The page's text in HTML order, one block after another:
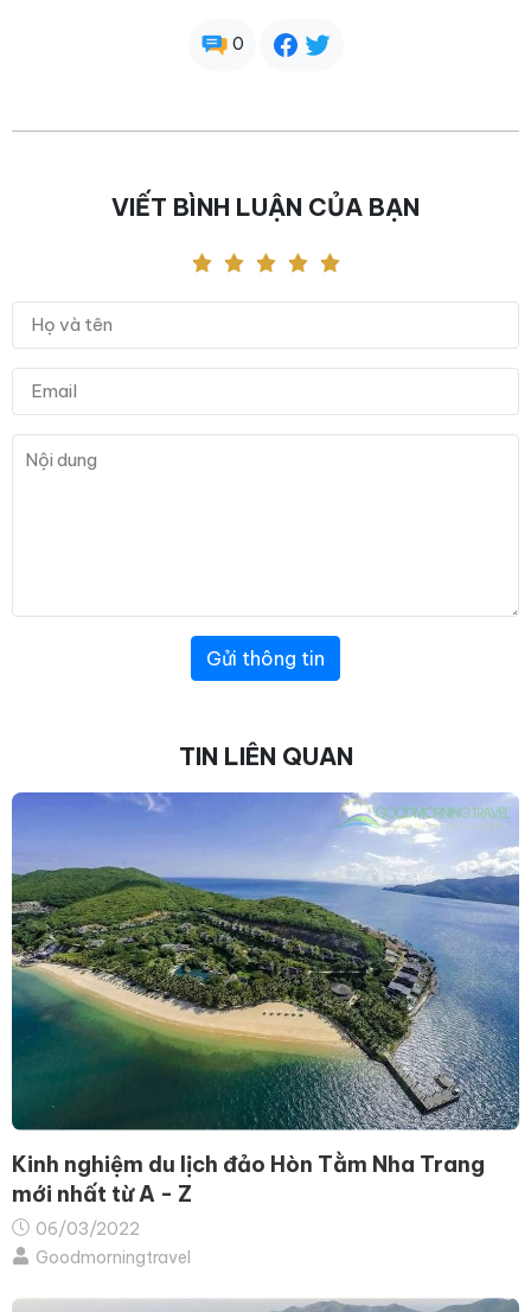
0
VIẾT BÌNH LUẬN CỦA BẠN
Gửi thông tin
TIN LIÊN QUAN
Kinh nghiệm du lịch đảo Hòn Tằm Nha Trang
mới nhất từ A - Z
06/03/2022
Goodmorningtravel